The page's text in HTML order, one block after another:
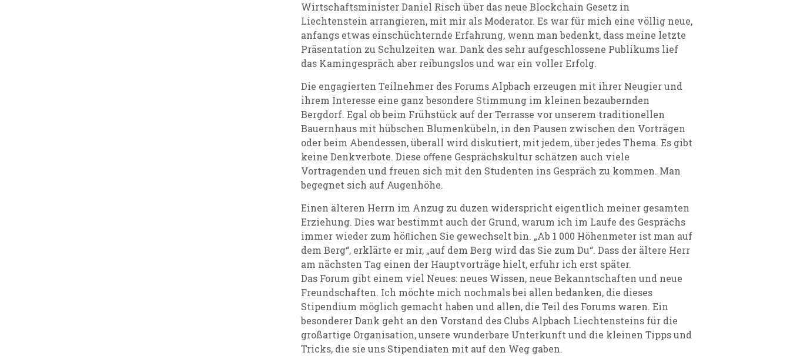
Wirtschaftsminister Daniel Risch über das neue Blockchain Gesetz in
Liechtenstein arrangieren, mit mir als Moderator. Es war für mich eine völlig neue,
anfangs etwas einschüchternde Erfahrung, wenn man bedenkt, dass meine letzte
Präsentation zu Schulzeiten war. Dank des sehr aufgeschlossene Publikums lief
das Kamingespräch aber reibungslos und war ein voller Erfolg.
Die engagierten Teilnehmer des Forums Alpbach erzeugen mit ihrer Neugier und
ihrem Interesse eine ganz besondere Stimmung im kleinen bezaubernden
Bergdorf. Egal ob beim Frühstück auf der Terrasse vor unserem traditionellen
Bauernhaus mit hübschen Blumenkübeln, in den Pausen zwischen den Vorträgen
oder beim Abendessen, überall wird diskutiert, mit jedem, über jedes Thema. Es gibt
keine Denkverbote. Diese oﬀene Gesprächskultur schätzen auch viele
Vortragenden und freuen sich mit den Studenten ins Gespräch zu kommen. Man
begegnet sich auf Augenhöhe.
Einen älteren Herrn im Anzug zu duzen widerspricht eigentlich meiner gesamten
Erziehung. Dies war bestimmt auch der Grund, warum ich im Laufe des Gesprächs
immer wieder zum höﬂichen Sie gewechselt bin. „Ab 1 000 Höhenmeter ist man auf
dem Berg“, erklärte er mir, „auf dem Berg wird das Sie zum Du“. Dass der ältere Herr
am nächsten Tag einen der Hauptvorträge hielt, erfuhr ich erst später.
Das Forum gibt einem viel Neues: neues Wissen, neue Bekanntschaften und neue
Freundschaften. Ich möchte mich nochmals bei allen bedanken, die dieses
Stipendium möglich gemacht haben und allen, die Teil des Forums waren. Ein
besonderer Dank geht an den Vorstand des Clubs Alpbach Liechtensteins für die
großartige Organisation, unsere wunderbare Unterkunft und die kleinen Tipps und
Tricks, die sie uns Stipendiaten mit auf den Weg gaben.